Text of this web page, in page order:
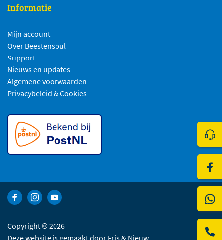
Informatie
Mijn account
Over Beestenspul
Support
Nieuws en updates
Algemene voorwaarden
Privacybeleid & Cookies
Bekijk Facebook van Beestenspul dierensport en -kadoartikelen
Bekijk Instagram van Beestenspul dierensport en -
Bekijk YouTube van Beestenspul dierensport en -
Copyright © 2026
Deze website is gemaakt door Fris & Nieuw
Klik